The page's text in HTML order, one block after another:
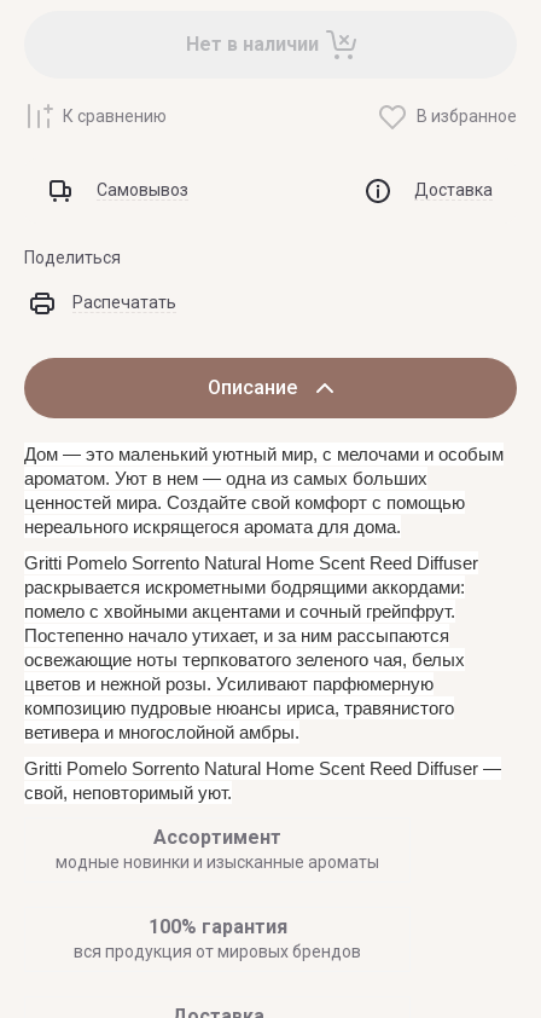
Нет в наличии
К сравнению В избранное
Самовывоз Доставка
Поделиться
Распечатать
Описание
Дом — это маленький уютный мир, с мелочами и особым
ароматом. Уют в нем — одна из самых больших
ценностей мира. Создайте свой комфорт с помощью
нереального искрящегося аромата для дома.
Gritti Pomelo Sorrento Natural Home Scent Reed Diffuser
раскрывается искрометными бодрящими аккордами:
помело с хвойными акцентами и сочный грейпфрут.
Постепенно начало утихает, и за ним рассыпаются
освежающие ноты терпковатого зеленого чая, белых
цветов и нежной розы. Усиливают парфюмерную
композицию пудровые нюансы ириса, травянистого
ветивера и многослойной амбры.
Gritti Pomelo Sorrento Natural Home Scent Reed Diffuser —
свой, неповторимый уют.
Ассортимент
модные новинки и изысканные ароматы
100% гарантия
вся продукция от мировых брендов